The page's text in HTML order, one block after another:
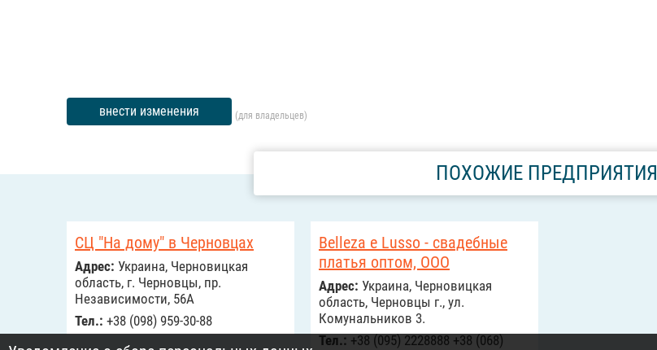
внести изменения (для владельцев)
ПОХОЖИЕ ПРЕДПРИЯТИЯ
СЦ "На дому" в Черновцах
Адрес: Украина, Черновицкая
область, г. Черновцы, пр.
Независимости, 56А
Тел.: +38 (098) 959-30-88
Belleza e Lusso - свадебные
платья оптом, ООО
Адрес: Украина, Черновицкая
область, Черновцы г., ул.
Комунальников 3.
Тел.: +38 (095) 2228888 +38 (068)